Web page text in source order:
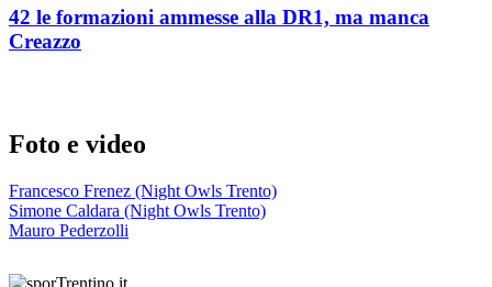
42 le formazioni ammesse alla DR1, ma manca
Creazzo
Foto e video
Francesco Frenez (Night Owls Trento)
Simone Caldara (Night Owls Trento)
Mauro Pederzolli